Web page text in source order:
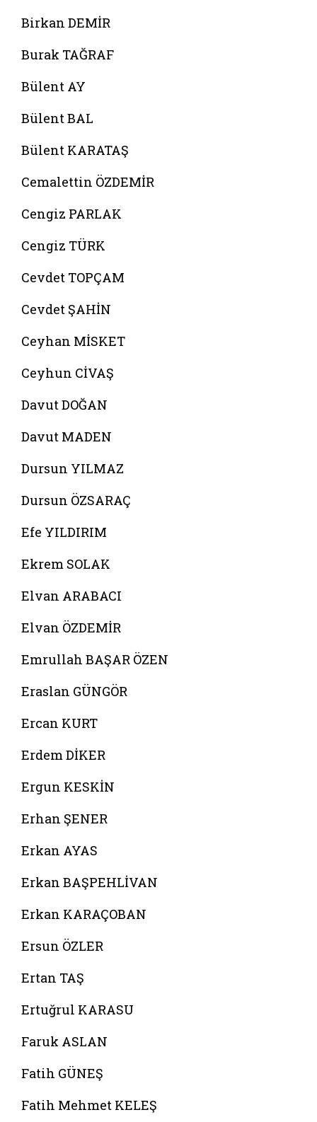
Birkan DEMİR
Burak TAĞRAF
Bülent AY
Bülent BAL
Bülent KARATAŞ
Cemalettin ÖZDEMİR
Cengiz PARLAK
Cengiz TÜRK
Cevdet TOPÇAM
Cevdet ŞAHİN
Ceyhan MİSKET
Ceyhun CİVAŞ
Davut DOĞAN
Davut MADEN
Dursun YILMAZ
Dursun ÖZSARAÇ
Efe YILDIRIM
Ekrem SOLAK
Elvan ARABACI
Elvan ÖZDEMİR
Emrullah BAŞAR ÖZEN
Eraslan GÜNGÖR
Ercan KURT
Erdem DİKER
Ergun KESKİN
Erhan ŞENER
Erkan AYAS
Erkan BAŞPEHLİVAN
Erkan KARAÇOBAN
Ersun ÖZLER
Ertan TAŞ
Ertuğrul KARASU
Faruk ASLAN
Fatih GÜNEŞ
Fatih Mehmet KELEŞ